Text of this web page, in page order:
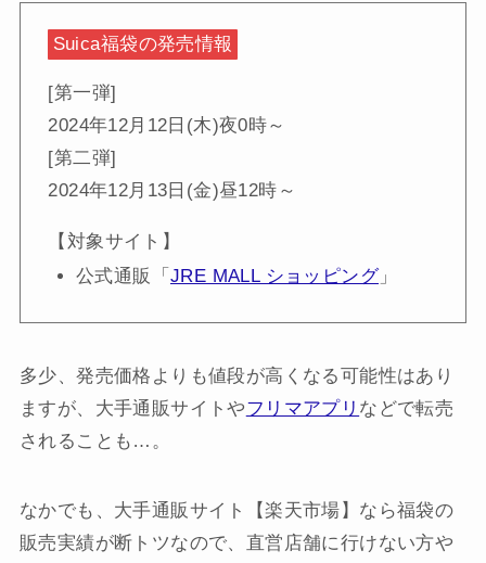
Suica福袋の発売情報
[第一弾]
2024年12月12日(木)夜0時～
[第二弾]
2024年12月13日(金)昼12時～
【対象サイト】
公式通販「 JRE MALL ショッピング」
多少、発売価格よりも値段が高くなる可能性はあり
ますが、大手通販サイトやフリマアプリ などで転売
されることも…。
なかでも、大手通販サイト【楽天市場】なら福袋の
販売実績が断トツなので、直営店舗に行けない方や